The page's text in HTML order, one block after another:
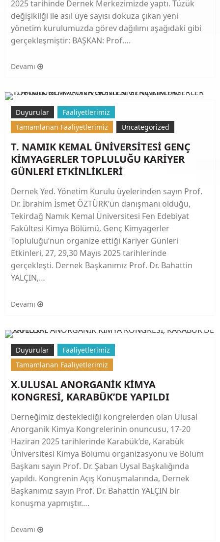
2025 tarihinde Dernek Merkezimizde yaptı. Tüzük
değişikliği ile asıl üye sayısı dokuza çıkan yeni
yönetim kurulumuzda görev dağılımı aşağıdaki gibi
gerçekleşmiştir: BAŞKAN: Prof….
Devamı
Duyurular
Faaliyetlerimiz
Tamamlanan Faaliyetlerimiz
Uncategorized
T. NAMIK KEMAL ÜNİVERSİTESİ GENÇ
KİMYAGERLER TOPLULUĞU KARİYER
GÜNLERİ ETKİNLİKLERİ
Dernek Yed. Yönetim Kurulu üyelerinden sayın Prof.
Dr. İbrahim İsmet ÖZTÜRK’ün danışmanı olduğu,
Tekirdağ Namık Kemal Üniversitesi Fen Edebiyat
Fakültesi Kimya Bölümü, Genç Kimyagerler
Topluluğu’nun organize ettiği Kariyer Günleri
Etkinleri, 27, 29,30 Mayıs 2025 tarihlerinde
gerçekleşti. Dernek Başkanımız Prof. Dr. Bahattin
YALÇIN,…
Devamı
Duyurular
Faaliyetlerimiz
Tamamlanan Faaliyetlerimiz
X.ULUSAL ANORGANİK KİMYA
KONGRESİ, KARABÜK’DE YAPILDI
Derneğimiz desteklediği kongrelerden olan Ulusal
Anorganik Kimya Kongrelerinin onuncusu, 17-20
Haziran 2025 tarihlerinde Karabük’de, Karabük
Üniversitesi Kimya Bölümü organizasyonu ve Bölüm
Başkanı sayın Prof. Dr. Şaban Uysal Başkalığında
yapıldı. Kongrenin Açış Konuşmalarında, Dernek
Başkanımız sayın Prof. Dr. Bahattin YALÇIN bir
konuşma yapmıştır….
Devamı